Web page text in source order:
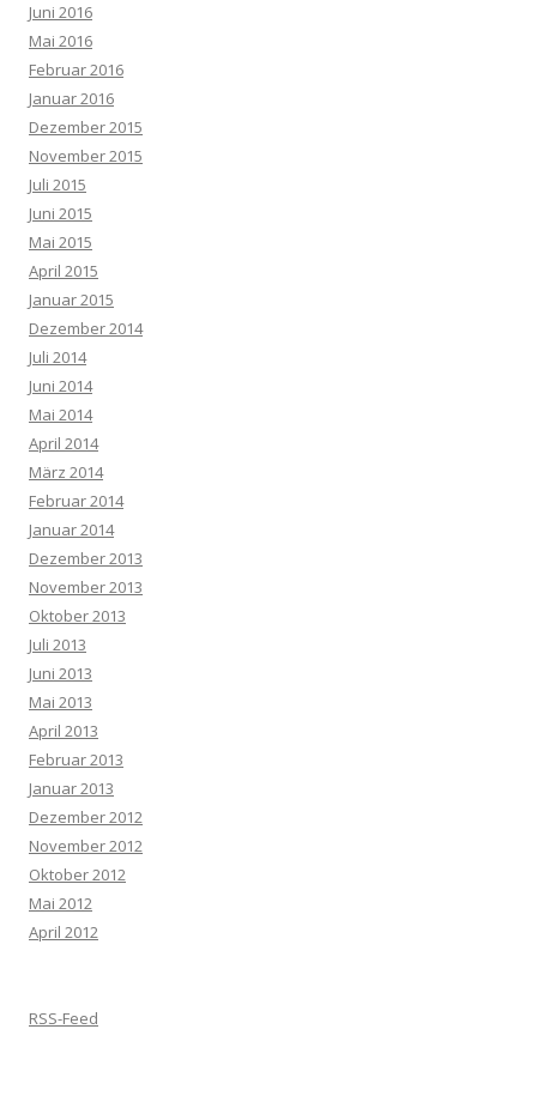
Juni 2016
Mai 2016
Februar 2016
Januar 2016
Dezember 2015
November 2015
Juli 2015
Juni 2015
Mai 2015
April 2015
Januar 2015
Dezember 2014
Juli 2014
Juni 2014
Mai 2014
April 2014
März 2014
Februar 2014
Januar 2014
Dezember 2013
November 2013
Oktober 2013
Juli 2013
Juni 2013
Mai 2013
April 2013
Februar 2013
Januar 2013
Dezember 2012
November 2012
Oktober 2012
Mai 2012
April 2012
RSS-Feed